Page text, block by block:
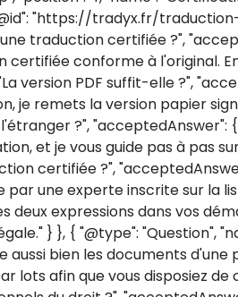
"https://tradyx.fr/
traduction certifiée ?",
conforme à l'original.
version PDF suffit-elle ?",
je remets la version papier
?", "acceptedAnswer":
et je vous guide pas à pas
certifiée ?",
une experte inscrite sur la
expressions dans vos
} }, { "@type": "Question",
bien les documents d'une
lots afin que vous disposiez